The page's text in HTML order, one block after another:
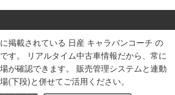
掲載されている 日産 キャラバンコーチ の
す。 リアルタイム中古車情報だから、常に
が確認できます。 販売管理システムと連動
(下段)と併せてご活用ください。